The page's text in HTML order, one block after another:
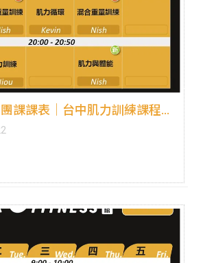
課課表｜台中肌力訓練課程
課程